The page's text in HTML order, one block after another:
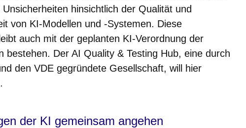
hinsichtlich der Qualität und
von KI-Modellen und -Systemen. Diese
auch mit der geplanten KI-Verordnung der
bestehen. Der AI Quality & Testing Hub, eine durch
den VDE gegründete Gesellschaft, will hier
der KI gemeinsam angehen